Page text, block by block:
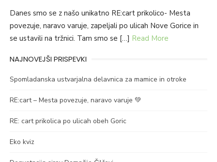
Danes smo se z našo unikatno RE:cart prikolico- Mesta
povezuje, naravo varuje, zapeljali po ulicah Nove Gorice in
se ustavili na tržnici. Tam smo se […] Read More
NAJNOVEJŠI PRISPEVKI
Spomladanska ustvarjalna delavnica za mamice in otroke
RE:cart – Mesta povezuje, naravo varuje 💚
RE: cart prikolica po ulicah obeh Goric
Eko kviz